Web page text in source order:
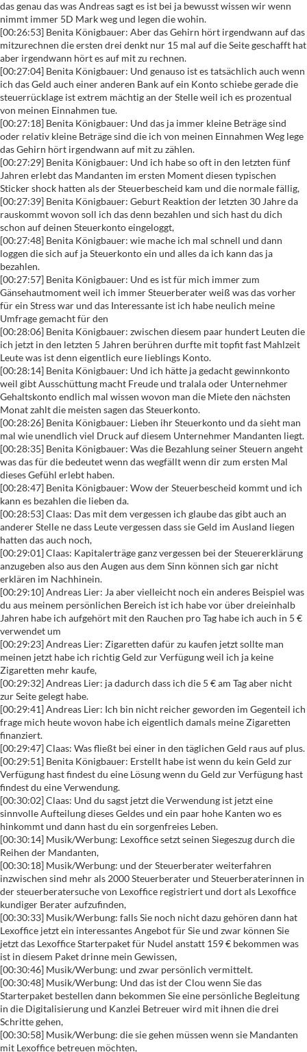
das genau das was Andreas sagt es ist bei ja bewusst wissen wir wenn
nimmt immer 5D Mark weg und legen die wohin.
[00:26:53] Benita Königbauer: Aber das Gehirn hört irgendwann auf das
mitzurechnen die ersten drei denkt nur 15 mal auf die Seite geschafft hat
aber irgendwann hört es auf mit zu rechnen.
[00:27:04] Benita Königbauer: Und genauso ist es tatsächlich auch wenn
ich das Geld auch einer anderen Bank auf ein Konto schiebe gerade die
steuerrücklage ist extrem mächtig an der Stelle weil ich es prozentual
von meinen Einnahmen tue.
[00:27:18] Benita Königbauer: Und das ja immer kleine Beträge sind
oder relativ kleine Beträge sind die ich von meinen Einnahmen Weg lege
das Gehirn hört irgendwann auf mit zu zählen.
[00:27:29] Benita Königbauer: Und ich habe so oft in den letzten fünf
Jahren erlebt das Mandanten im ersten Moment diesen typischen
Sticker shock hatten als der Steuerbescheid kam und die normale fällig,
[00:27:39] Benita Königbauer: Geburt Reaktion der letzten 30 Jahre da
rauskommt wovon soll ich das denn bezahlen und sich hast du dich
schon auf deinen Steuerkonto eingeloggt,
[00:27:48] Benita Königbauer: wie mache ich mal schnell und dann
loggen die sich auf ja Steuerkonto ein und alles da ich kann das ja
bezahlen.
[00:27:57] Benita Königbauer: Und es ist für mich immer zum
Gänsehautmoment weil ich immer Steuerberater weiß was das vorher
für ein Stress war und das Interessante ist ich habe neulich meine
Umfrage gemacht für den
[00:28:06] Benita Königbauer: zwischen diesem paar hundert Leuten die
ich jetzt in den letzten 5 Jahren berühren durfte mit topfit fast Mahlzeit
Leute was ist denn eigentlich eure lieblings Konto.
[00:28:14] Benita Königbauer: Und ich hätte ja gedacht gewinnkonto
weil gibt Ausschüttung macht Freude und tralala oder Unternehmer
Gehaltskonto endlich mal wissen wovon man die Miete den nächsten
Monat zahlt die meisten sagen das Steuerkonto.
[00:28:26] Benita Königbauer: Lieben ihr Steuerkonto und da sieht man
mal wie unendlich viel Druck auf diesem Unternehmer Mandanten liegt.
[00:28:35] Benita Königbauer: Was die Bezahlung seiner Steuern angeht
was das für die bedeutet wenn das wegfällt wenn dir zum ersten Mal
dieses Gefühl erlebt haben.
[00:28:47] Benita Königbauer: Wow der Steuerbescheid kommt und ich
kann es bezahlen die lieben da.
[00:28:53] Claas: Das mit dem vergessen ich glaube das gibt auch an
anderer Stelle ne dass Leute vergessen dass sie Geld im Ausland liegen
hatten das auch noch,
[00:29:01] Claas: Kapitalerträge ganz vergessen bei der Steuererklärung
anzugeben also aus den Augen aus dem Sinn können sich gar nicht
erklären im Nachhinein.
[00:29:10] Andreas Lier: Ja aber vielleicht noch ein anderes Beispiel was
du aus meinem persönlichen Bereich ist ich habe vor über dreieinhalb
Jahren habe ich aufgehört mit den Rauchen pro Tag habe ich auch in 5 €
verwendet um
[00:29:23] Andreas Lier: Zigaretten dafür zu kaufen jetzt sollte man
meinen jetzt habe ich richtig Geld zur Verfügung weil ich ja keine
Zigaretten mehr kaufe,
[00:29:32] Andreas Lier: ja dadurch dass ich die 5 € am Tag aber nicht
zur Seite gelegt habe.
[00:29:41] Andreas Lier: Ich bin nicht reicher geworden im Gegenteil ich
frage mich heute wovon habe ich eigentlich damals meine Zigaretten
finanziert.
[00:29:47] Claas: Was fließt bei einer in den täglichen Geld raus auf plus.
[00:29:51] Benita Königbauer: Erstellt habe ist wenn du kein Geld zur
Verfügung hast findest du eine Lösung wenn du Geld zur Verfügung hast
findest du eine Verwendung.
[00:30:02] Claas: Und du sagst jetzt die Verwendung ist jetzt eine
sinnvolle Aufteilung dieses Geldes und ein paar hohe Kanten wo es
hinkommt und dann hast du ein sorgenfreies Leben.
[00:30:14] Musik/Werbung: Lexoffice setzt seinen Siegeszug durch die
Reihen der Mandanten,
[00:30:18] Musik/Werbung: und der Steuerberater weiterfahren
inzwischen sind mehr als 2000 Steuerberater und Steuerberaterinnen in
der steuerberatersuche von Lexoffice registriert und dort als Lexoffice
kundiger Berater aufzufinden,
[00:30:33] Musik/Werbung: falls Sie noch nicht dazu gehören dann hat
Lexoffice jetzt ein interessantes Angebot für Sie und zwar können Sie
jetzt das Lexoffice Starterpaket für Nudel anstatt 159 € bekommen was
ist in diesem Paket drinne mein Gewissen,
[00:30:46] Musik/Werbung: und zwar persönlich vermittelt.
[00:30:48] Musik/Werbung: Und das ist der Clou wenn Sie das
Starterpaket bestellen dann bekommen Sie eine persönliche Begleitung
in die Digitalisierung und Kanzlei Betreuer wird mit ihnen die drei
Schritte gehen,
[00:30:58] Musik/Werbung: die sie gehen müssen wenn sie Mandanten
mit Lexoffice betreuen möchten,